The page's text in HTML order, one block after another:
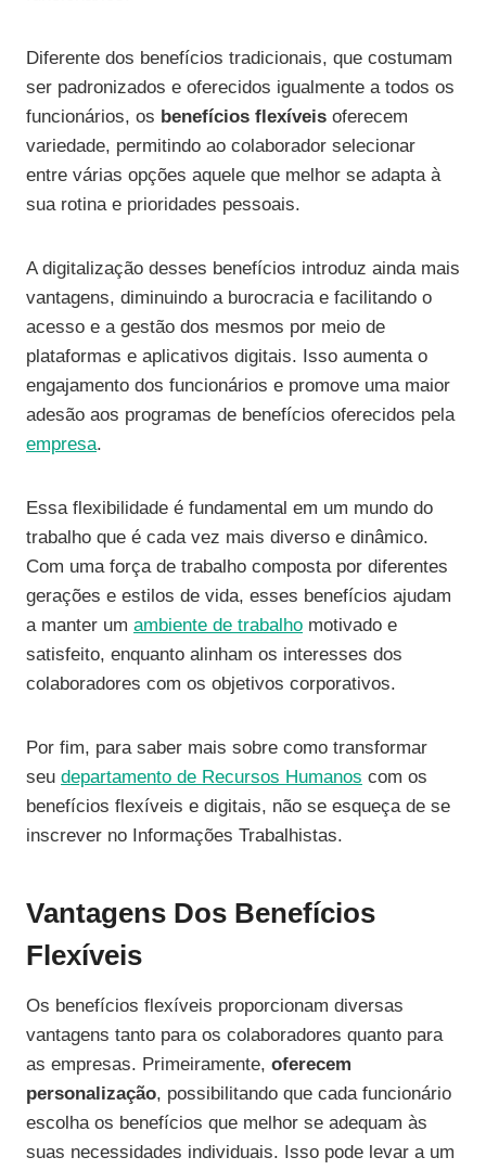
Diferente dos benefícios tradicionais, que costumam
ser padronizados e oferecidos igualmente a todos os
funcionários, os benefícios flexíveis oferecem
variedade, permitindo ao colaborador selecionar
entre várias opções aquele que melhor se adapta à
sua rotina e prioridades pessoais.
A digitalização desses benefícios introduz ainda mais
vantagens, diminuindo a burocracia e facilitando o
acesso e a gestão dos mesmos por meio de
plataformas e aplicativos digitais. Isso aumenta o
engajamento dos funcionários e promove uma maior
adesão aos programas de benefícios oferecidos pela
empresa.
Essa flexibilidade é fundamental em um mundo do
trabalho que é cada vez mais diverso e dinâmico.
Com uma força de trabalho composta por diferentes
gerações e estilos de vida, esses benefícios ajudam
a manter um ambiente de trabalho motivado e
satisfeito, enquanto alinham os interesses dos
colaboradores com os objetivos corporativos.
Por fim, para saber mais sobre como transformar
seu departamento de Recursos Humanos com os
benefícios flexíveis e digitais, não se esqueça de se
inscrever no Informações Trabalhistas.
Vantagens Dos Benefícios
Flexíveis
Os benefícios flexíveis proporcionam diversas
vantagens tanto para os colaboradores quanto para
as empresas. Primeiramente, oferecem
personalização, possibilitando que cada funcionário
escolha os benefícios que melhor se adequam às
suas necessidades individuais. Isso pode levar a um